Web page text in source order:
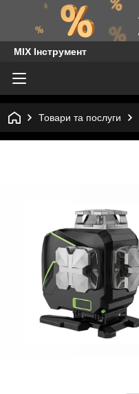
MIX Інструмент
Товари та послуги